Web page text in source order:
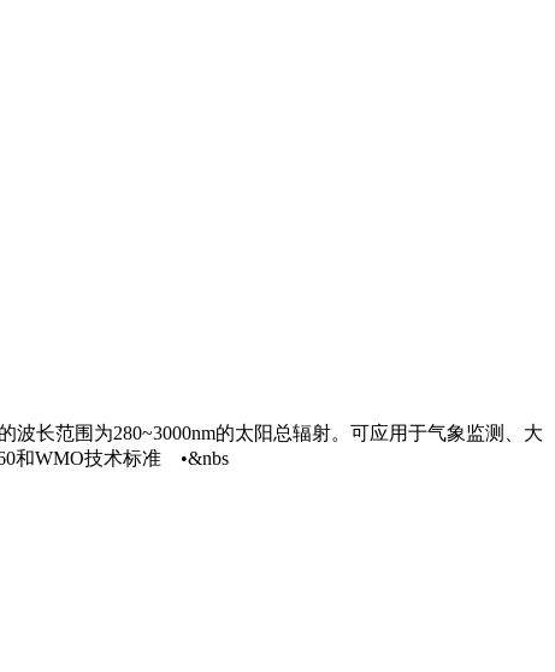
长范围为280~3000nm的太阳总辐射。可应用于气象监测、大
和WMO技术标准 •&nbs